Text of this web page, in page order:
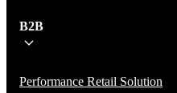
B2B
Performance Retail Solution